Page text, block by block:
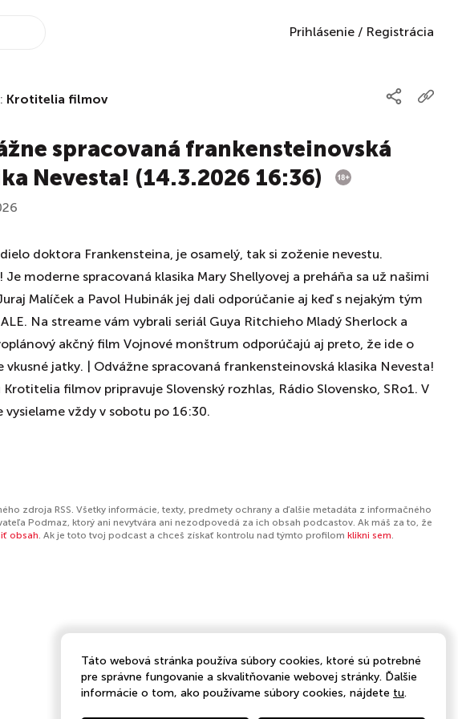
Prihlásenie / Registrácia
Krotitelia filmov
spracovaná frankensteinovská
Nevesta! (14.3.2026 16:36)
doktora Frankensteina, je osamelý, tak si zoženie nevestu.
Je moderne spracovaná klasika Mary Shellyovej a preháňa sa už našimi
Malíček a Pavol Hubinák jej dali odporúčanie aj keď s nejakým tým
Na streame vám vybrali seriál Guya Ritchieho Mladý Sherlock a
akčný film Vojnové monštrum odporúčajú aj preto, že ide o
vkusné jatky. | Odvážne spracovaná frankensteinovská klasika Nevesta!
Krotitelia filmov pripravuje Slovenský rozhlas, Rádio Slovensko, SRo1. V
vysielame vždy v sobotu po 16:30.
zdroja RSS. Všetky informácie, texty, predmety ochrany a ďalšie metadáta z informačného
Podmaz, ktorý ani nevytvára ani nezodpovedá za ich obsah podcastov. Ak máš za to, že
obsah. Ak je toto tvoj podcast a chceš získať kontrolu nad týmto profilom klikni sem.
Táto webová stránka používa súbory cookies, ktoré sú potrebné
pre správne fungovanie a skvalitňovanie webovej stránky. Ďalšie
informácie o tom, ako používame súbory cookies, nájdete tu.